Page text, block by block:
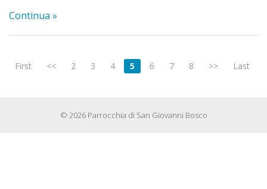
Continua »
First << 2 3 4 5 6 7 8 >> Last
© 2026 Parrocchia di San Giovanni Bosco